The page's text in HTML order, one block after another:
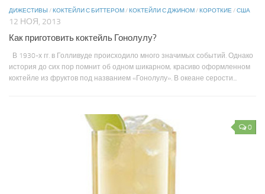
ДИЖЕСТИВЫ /КОКТЕЙЛИ С БИТТЕРОМ/КОКТЕЙЛИ С ДЖИНОМ/КОРОТКИЕ/США
12 НОЯ, 2013
Как приготовить коктейль Гонолулу?
В 1930-х гг. в Голливуде происходило много значимых событий. Однако
история до сих пор помнит об одном шикарном, красиво оформленном
коктейле из фруктов под названием «Гонолулу». В океане серости...
0